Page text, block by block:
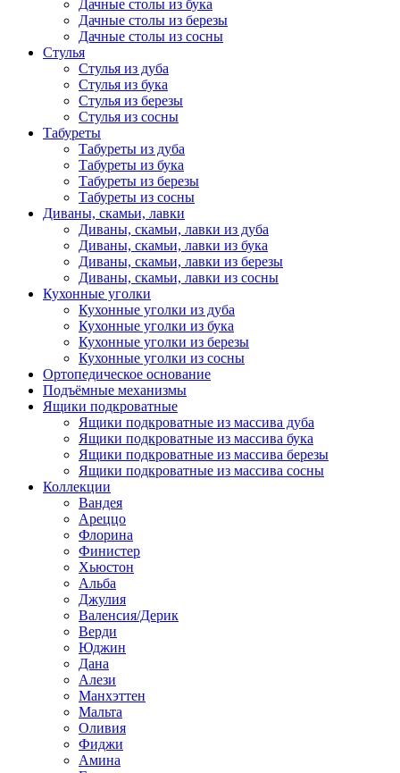
Дачные столы из бука
Дачные столы из березы
Дачные столы из сосны
Стулья
Стулья из дуба
Стулья из бука
Стулья из березы
Стулья из сосны
Табуреты
Табуреты из дуба
Табуреты из бука
Табуреты из березы
Табуреты из сосны
Диваны, скамьи, лавки
Диваны, скамьи, лавки из дуба
Диваны, скамьи, лавки из бука
Диваны, скамьи, лавки из березы
Диваны, скамьи, лавки из сосны
Кухонные уголки
Кухонные уголки из дуба
Кухонные уголки из бука
Кухонные уголки из березы
Кухонные уголки из сосны
Ортопедическое основание
Подъёмные механизмы
Ящики подкроватные
Ящики подкроватные из массива дуба
Ящики подкроватные из массива бука
Ящики подкроватные из массива березы
Ящики подкроватные из массива сосны
Коллекции
Вандея
Ареццо
Флорина
Финистер
Хьюстон
Альба
Джулия
Валенсия/Дерик
Верди
Юджин
Дана
Алези
Манхэттен
Мальта
Оливия
Фиджи
Амина